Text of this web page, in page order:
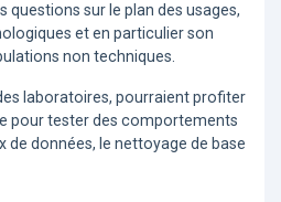
questions sur le plan des usages,
et en particulier son
non techniques.
laboratoires, pourraient profiter
pour tester des comportements
de données, le nettoyage de base